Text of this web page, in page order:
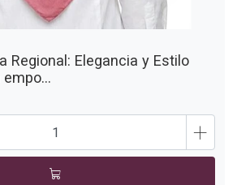
Regional: Elegancia y Estilo
+